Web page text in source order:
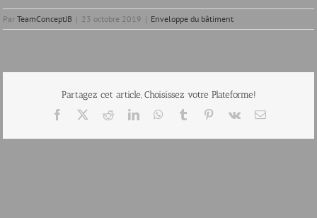
ParTeamConceptJB | 23 octobre 2019 | Enveloppe du bâtiment
Partagez cet article, Choisissez votre Plateforme!
Facebook RedditLinkedInWhatsApp
Tumblr Pinterest
Vk Email